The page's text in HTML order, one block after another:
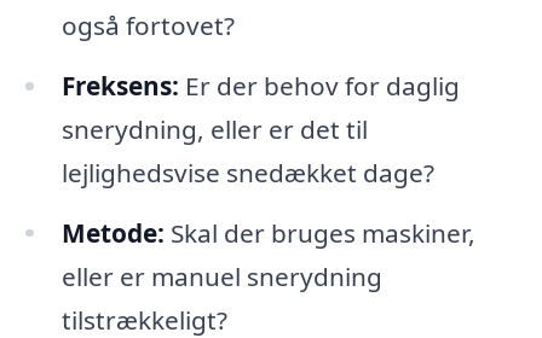
også fortovet?
Freksens: Er der behov for daglig
snerydning, eller er det til
lejlighedsvise snedækket dage?
Metode: Skal der bruges maskiner,
eller er manuel snerydning
tilstrækkeligt?